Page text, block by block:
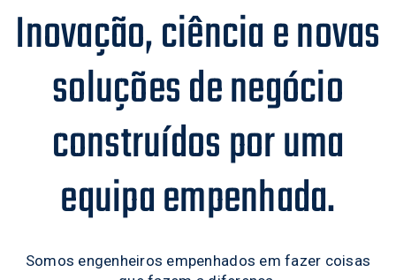
Inovação, ciência e novas
soluções de negócio
construídos por uma
equipa empenhada.
Somos engenheiros empenhados em fazer coisas
0
0
1
2
0
1